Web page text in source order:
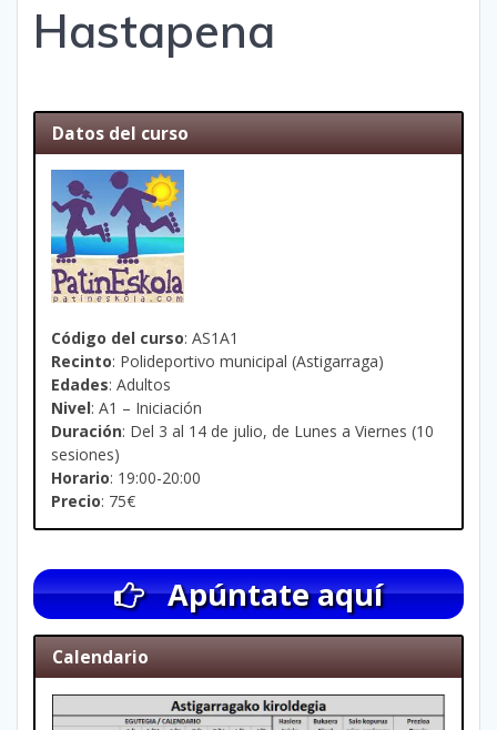
Hastapena
Datos del curso
Código del curso: AS1A1
Recinto: Polideportivo municipal (Astigarraga)
Edades: Adultos
Nivel: A1 – Iniciación
Duración: Del 3 al 14 de julio, de Lunes a Viernes (10
sesiones)
Horario: 19:00-20:00
Precio: 75€
Apúntate aquí
Calendario